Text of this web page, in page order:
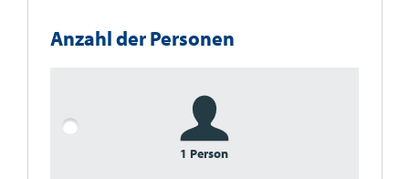
Anzahl der Personen
1 Person